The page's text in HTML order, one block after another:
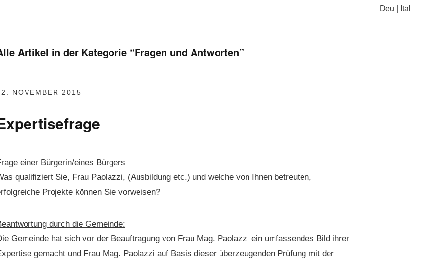
Deu Ital
Artikel in der Kategorie “Fragen und Antworten”
NOVEMBER 2015
ein­er Bürgerin/eines Bürgers
qual­i­fiziert Sie, Frau Pao­lazzi, (Aus­bil­dung etc.) und welche von Ihnen betreuten,
Pro­jek­te kön­nen Sie vorweisen?
durch die Gemeinde:
Gemeinde hat sich vor der Beauf­tra­gung von Frau Mag. Pao­lazzi ein umfassendes Bild ihrer
gemacht und Frau Mag. Pao­lazzi auf Basis dieser überzeu­gen­den Prü­fung mit der